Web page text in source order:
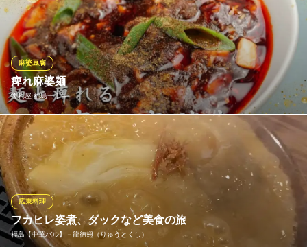
痺れ麻婆麺
痺れ屋 福島一丁目
麻婆豆腐
「シノワフジモリ」の味を受け継いだ、鶏ガラベースと干貝柱の
スープに麻婆あんが決め手。中太の平打ち麺に濃厚でとろみのあ
る餡がしっかり絡む、満足感たっぷりの一杯
痺れ屋 福島一丁目
中華料理
阪神本線福島（阪神）駅 徒歩1分
大阪府大阪市福島区福島1-7-21 BONビル1F
フカヒレ姿煮、ダックなど美食の旅
福島【中華バル】－龍徳翅（りゅうとくし）
広東料理